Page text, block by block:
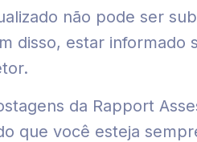
não pode ser
disso, estar
da Rapport
que você esteja